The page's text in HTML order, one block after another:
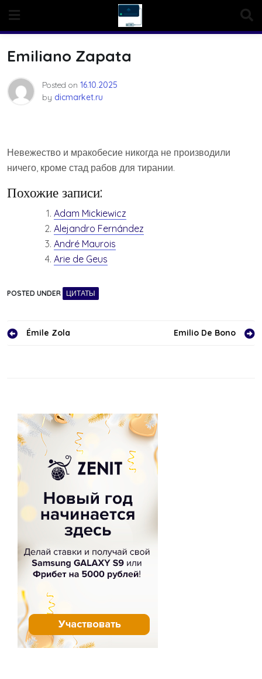
content
Emiliano Zapata
Posted on 16.10.2025
by dicmarket.ru
Невежество и мракобесие никогда не производили
ничего, кроме стад рабов для тирании.
Похожие записи:
Adam Mickiewicz
Alejandro Fernández
André Maurois
Arie de Geus
POSTED UNDER ЦИТАТЫ
Навигация
Émile Zola Emilio De Bono